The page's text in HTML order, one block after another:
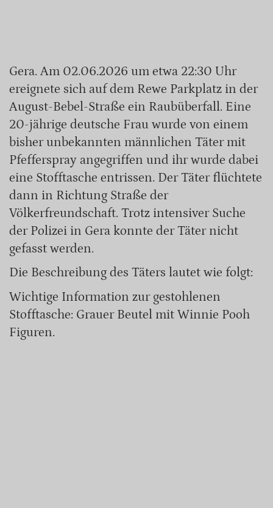
Gera. Am 02.06.2026 um etwa 22:30 Uhr
ereignete sich auf dem Rewe Parkplatz in der
August-Bebel-Straße ein Raubüberfall. Eine
20-jährige deutsche Frau wurde von einem
bisher unbekannten männlichen Täter mit
Pfefferspray angegriffen und ihr wurde dabei
eine Stofftasche entrissen. Der Täter flüchtete
dann in Richtung Straße der
Völkerfreundschaft. Trotz intensiver Suche
der Polizei in Gera konnte der Täter nicht
gefasst werden.
Die Beschreibung des Täters lautet wie folgt:
Wichtige Information zur gestohlenen
Stofftasche: Grauer Beutel mit Winnie Pooh
Figuren.